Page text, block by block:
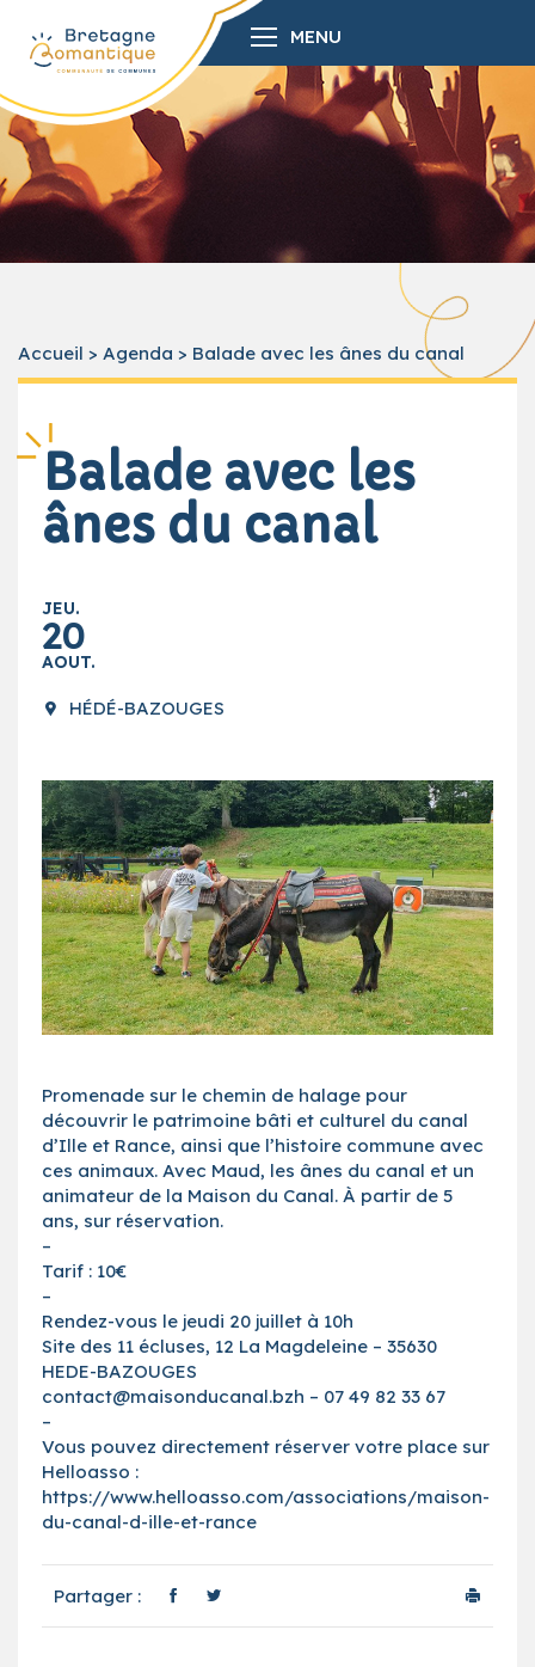
MENU
Accueil > Agenda > Balade avec les ânes du canal
Balade avec les
ânes du canal
JEU.
20
AOUT.
HÉDÉ-BAZOUGES
Promenade sur le chemin de halage pour
découvrir le patrimoine bâti et culturel du canal
d’Ille et Rance, ainsi que l’histoire commune avec
ces animaux. Avec Maud, les ânes du canal et un
animateur de la Maison du Canal. À partir de 5
ans, sur réservation.
–
Tarif : 10€
–
Rendez-vous le jeudi 20 juillet à 10h
Site des 11 écluses, 12 La Magdeleine – 35630
HEDE-BAZOUGES
contact@maisonducanal.bzh – 07 49 82 33 67
–
Vous pouvez directement réserver votre place sur
Helloasso :
https://www.helloasso.com/associations/maison-
du-canal-d-ille-et-rance
Partager :